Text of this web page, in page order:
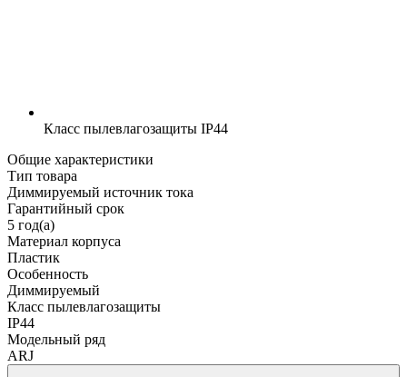
Класс пылевлагозащиты IP44
Общие характеристики
Тип товара
Диммируемый источник тока
Гарантийный срок
5 год(а)
Материал корпуса
Пластик
Особенность
Диммируемый
Класс пылевлагозащиты
IP44
Модельный ряд
ARJ